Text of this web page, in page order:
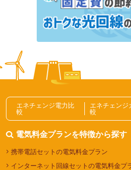
太陽光発電におすすめ
電力会社・電気料金プラン
エネチェンジ電力比
較
エネチェンジ
較
電気料金プランを特徴から探す
携帯電話セットの電気料金プラン
インターネット回線セットの電気料金プ